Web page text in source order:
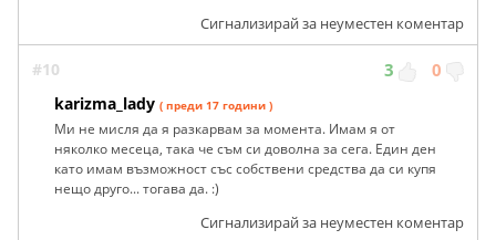
Сигнализирай за неуместен коментар
#10 3 0
karizma_lady ( преди 17 години )
Ми не мисля да я разкарвам за момента. Имам я от
няколко месеца, така че съм си доволна за сега. Един ден
като имам възможност със собствени средства да си купя
нещо друго... тогава да. :)
Сигнализирай за неуместен коментар